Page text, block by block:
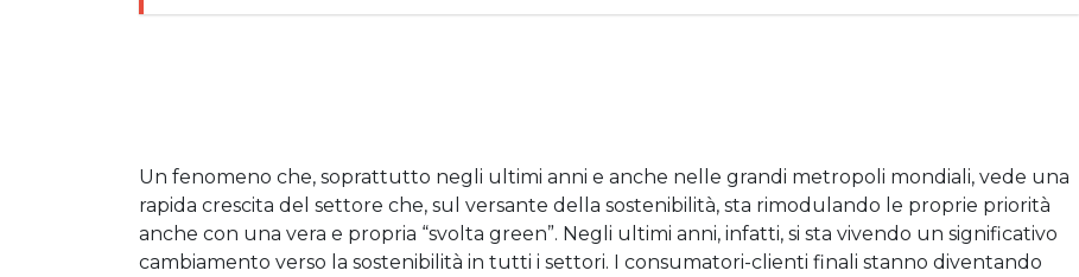
Un fenomeno che, soprattutto negli ultimi anni e anche nelle grandi metropoli mondiali, vede una
rapida crescita del settore che, sul versante della sostenibilità, sta rimodulando le proprie priorità
anche con una vera e propria “svolta green”. Negli ultimi anni, infatti, si sta vivendo un significativo
cambiamento verso la sostenibilità in tutti i settori. I consumatori-clienti finali stanno diventando